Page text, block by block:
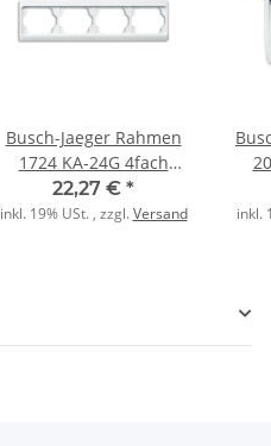
Busch-Jaeger Rahmen
1724 KA-24G 4fach
studioweiß
22,27 € *
inkl. 19% USt. , zzgl.Versand inkl.